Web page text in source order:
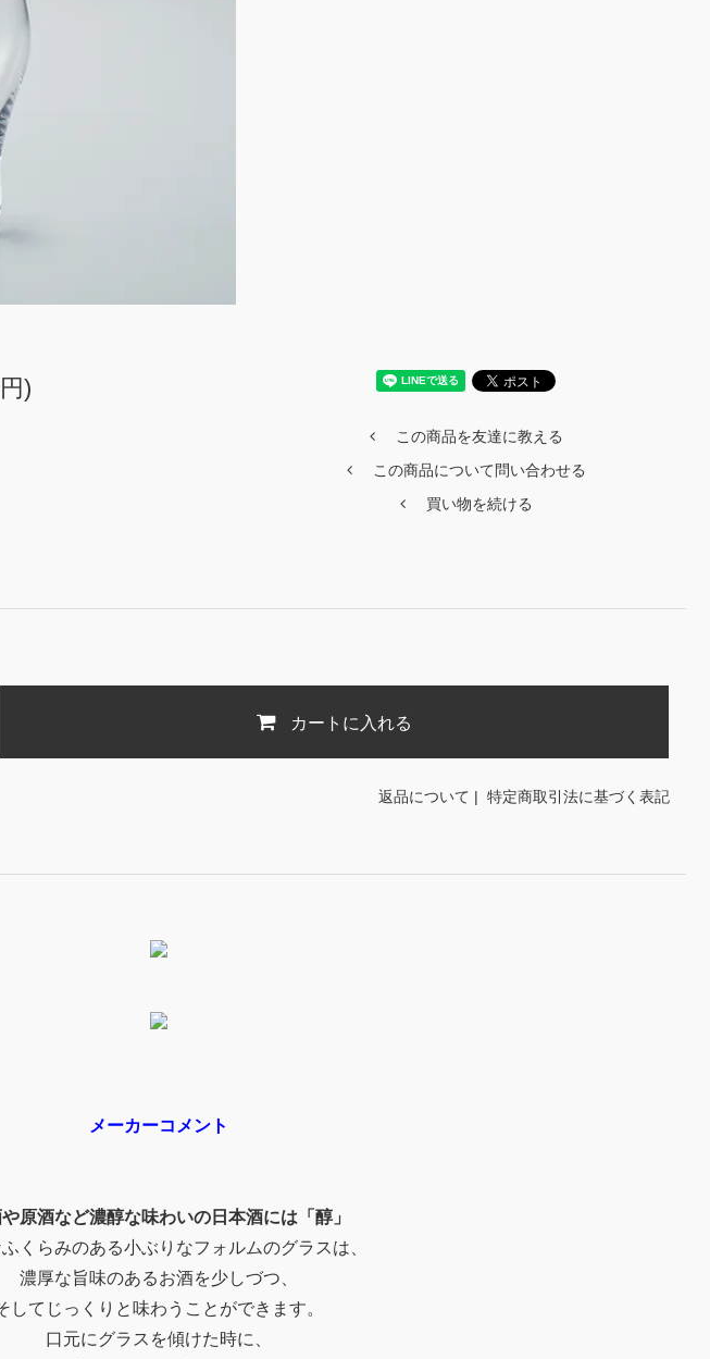
)
この商品を友達に教える
この商品について問い合わせる
買い物を続ける
カートに入れる
返品について | 特定商取引法に基づく表記
メーカーコメント
原酒など濃醇な味わいの日本酒には「醇」
くらみのある小ぶりなフォルムのグラスは、
濃厚な旨味のあるお酒を少しづつ、
してじっくりと味わうことができます。
口元にグラスを傾けた時に、